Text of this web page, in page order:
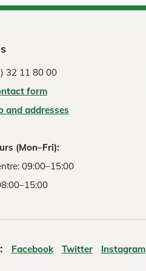
32 11 80 00
form
and addresses
(Mon–Fri):
09:00–15:00
Facebook Twitter Instagram